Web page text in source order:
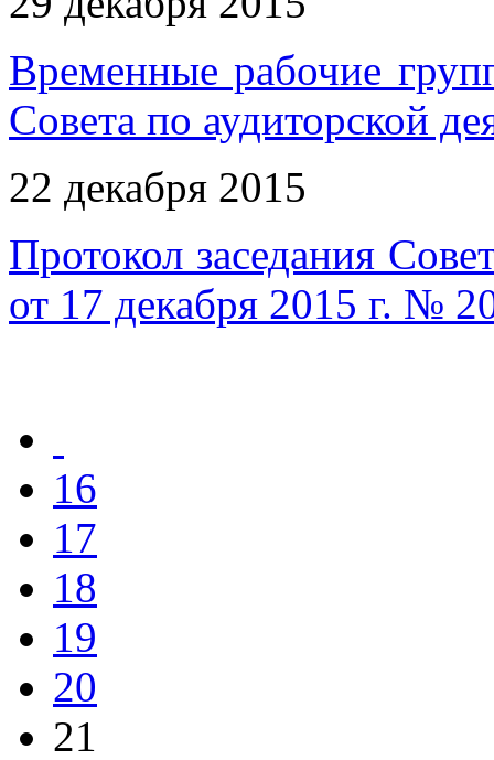
Временные рабочие
Совета по аудиторской
22 декабря 2015
Протокол заседания
от 17 декабря 2015 г. №
16
17
18
19
20
21